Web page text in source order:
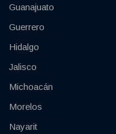
Guanajuato
Guerrero
Hidalgo
Jalisco
Michoacán
Morelos
Nayarit